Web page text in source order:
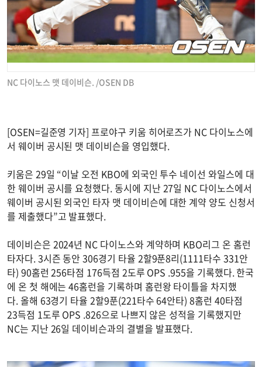
NC 다이노스 맷 데이비슨. /OSEN DB
[OSEN=길준영 기자] 프로야구 키움 히어로즈가 NC 다이노스에
서 웨이버 공시된 맷 데이비슨을 영입했다.
키움은 29일 “이날 오전 KBO에 외국인 투수 네이선 와일스에 대
한 웨이버 공시를 요청했다. 동시에 지난 27일 NC 다이노스에서
웨이버 공시된 외국인 타자 맷 데이비슨에 대한 계약 양도 신청서
를 제출했다”고 발표했다.
데이비슨은 2024년 NC 다이노스와 계약하며 KBO리그 온 홈런
타자다. 3시즌 동안 306경기 타율 2할9푼8리(1111타수 331안
타) 90홈런 256타점 176득점 2도루 OPS .955을 기록했다. 한국
에 온 첫 해에는 46홈런을 기록하며 홈런왕 타이틀을 차지했
다. 올해 63경기 타율 2할9푼(221타수 64안타) 8홈런 40타점
23득점 1도루 OPS .826으로 나쁘지 않은 성적을 기록했지만
NC는 지난 26일 데이비슨과의 결별을 발표했다.